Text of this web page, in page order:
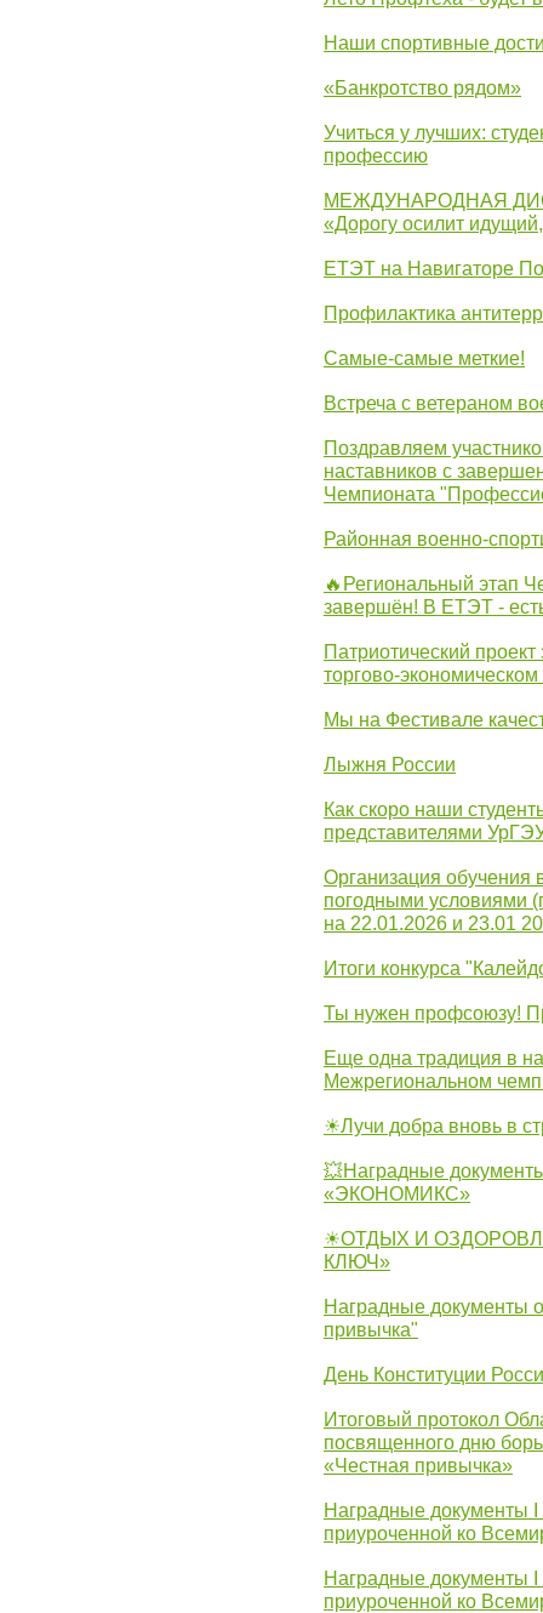
Наши спортивные
«Банкротство рядом»
Учиться у лучших:
профессию
МЕЖДУНАРОДНАЯ
«Дорогу осилит
ЕТЭТ на Навигаторе
Профилактика
Самые-самые меткие!
Встреча с ветераном
Поздравляем
наставников с
Чемпионата
Районная военно-
🔥Региональный этап
завершён! В ЕТЭТ -
Патриотический
торгово-
Мы на Фестивале
Лыжня России
Как скоро наши
представителями
Организация обучения
погодными условиями
на 22.01.2026 и 23.01
Итоги конкурса
Ты нужен профсоюзу!
Еще одна традиция в
Межрегиональном
☀Лучи добра вновь в
💥Наградные
«ЭКОНОМИКС»
☀ОТДЫХ И
КЛЮЧ»
Наградные документы
привычка"
День Конституции
Итоговый протокол
посвященного дню
«Честная привычка»
Наградные документы
приуроченной ко
Наградные документы
приуроченной ко